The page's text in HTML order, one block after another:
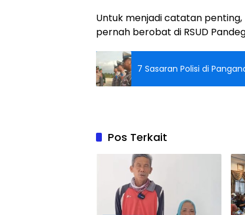
Untuk menjadi catatan
pernah berobat di RSUD
7 Sasaran Polisi di
Pos Terkait